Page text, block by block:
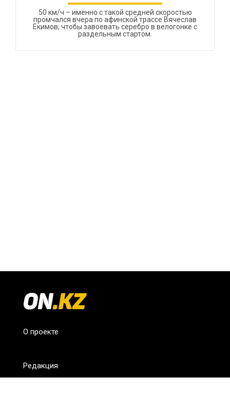
50 км/ч – именно с такой средней скоростью
промчался вчера по афинской трассе Вячеслав
Екимов, чтобы завоевать серебро в велогонке с
раздельным стартом.
О проекте
Редакция